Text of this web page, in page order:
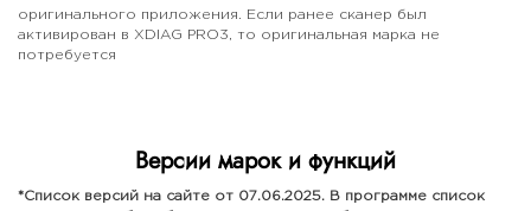
оригинального приложения. Если ранее сканер был
активирован в XDIAG PRO3, то оригинальная марка не
потребуется
Версии марок и функций
*Список версий на сайте от 07.06.2025. В программе список